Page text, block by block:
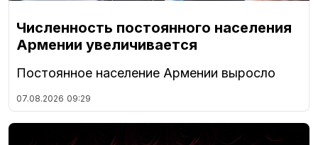
Численность постоянного населения
Армении увеличивается
Постоянное население Армении выросло
07.08.2026 09:29